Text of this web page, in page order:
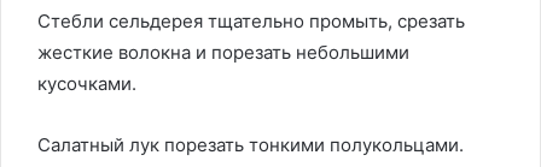
Стебли сельдерея тщательно промыть, срезать
жесткие волокна и порезать небольшими
кусочками.
Салатный лук порезать тонкими полукольцами.